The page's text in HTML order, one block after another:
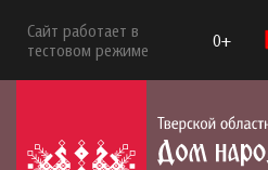
Сайт работает в
тестовом режиме
0+